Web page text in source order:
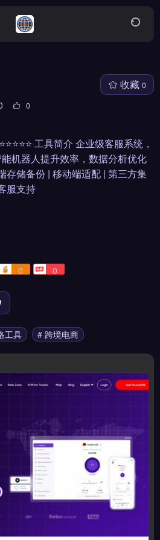
0
收藏 0
工具简介 企业级客服系统，
机器人提升效率，数据分析优化
存储备份 | 移动端适配 | 第三方集
服支持
0 0
工具 # 跨境电商